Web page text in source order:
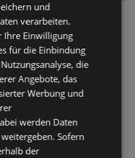
Flugblatt
– 47 Seiten
nur gültig bis: 13.08.2026
3,86 km
und
verarbeiten.
Ihre Einwilligung
für die Einbindung
die
Angebote, das
Werbung und
werden Daten
Sofern
der